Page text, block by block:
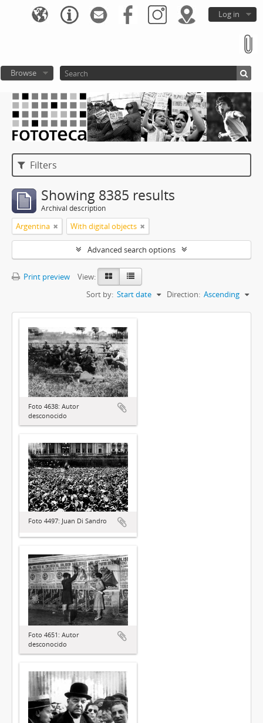
Log in
Browse
Filters
Showing 8385 results
Archival description
Argentina With digital objects
Advanced search options
Print preview
View:
Sort by: Start date Direction: Ascending
Foto 4638: Autor
desconocido
Foto 4497: Juan Di Sandro
Foto 4651: Autor
desconocido